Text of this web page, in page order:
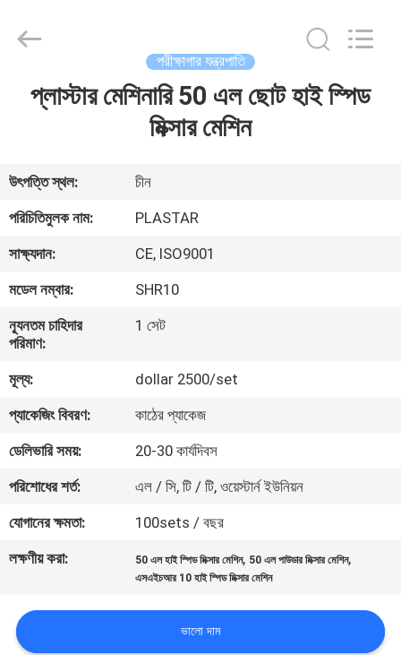
বাড়ি
আমাদের
সম্পর্কে
কারখানা
ভ্রমণ
মান
নিয়ন্ত্রণ
যোগাযোগ
করুন
উদ্ধৃতির
আবেদন
Plastar
Machinery
Reserved.
পরীক্ষাগার যন্ত্রপাতি
প্লাস্টার মেশিনারি 50 এল ছোট হাই স্পিড
মিক্সার মেশিন
উৎপত্তি স্থল:
চীন
পরিচিতিমুলক নাম:
PLASTAR
সাক্ষ্যদান:
CE, ISO9001
মডেল নম্বার:
SHR10
ন্যূনতম চাহিদার
পরিমাণ:
1 সেট
মূল্য:
dollar 2500/set
প্যাকেজিং বিবরণ:
কাঠের প্যাকেজ
ডেলিভারি সময়:
20-30 কার্যদিবস
পরিশোধের শর্ত:
এল / সি, টি / টি, ওয়েস্টার্ন ইউনিয়ন
যোগানের ক্ষমতা:
100sets / বছর
লক্ষণীয় করা:
50 এল হাই স্পিড মিক্সার মেশিন, 50 এল পাউডার মিক্সার মেশিন,
এসএইচআর 10 হাই স্পিড মিক্সার মেশিন
ভালো দাম